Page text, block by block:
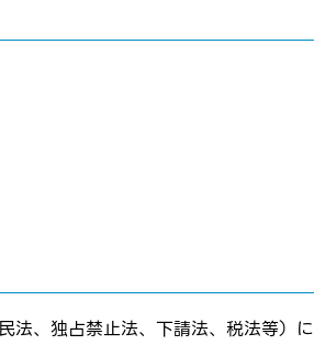
て
て
、独占禁止法、下請法、税法等）に